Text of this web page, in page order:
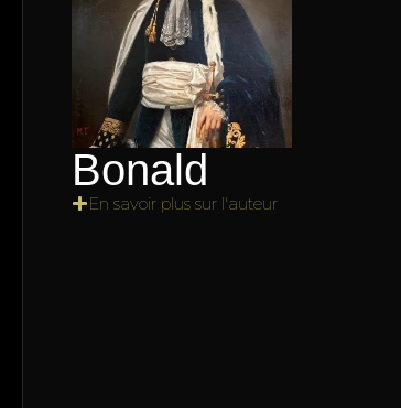
Bonald
En savoir plus sur l'auteur